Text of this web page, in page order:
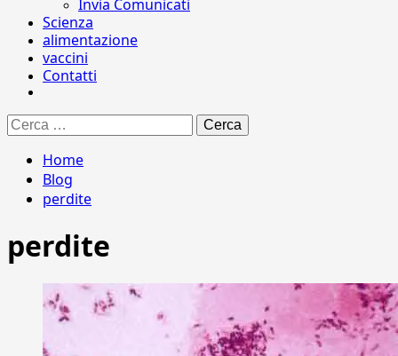
Invia Comunicati
Scienza
alimentazione
vaccini
Contatti
Ricerca
per:
Home
Blog
perdite
perdite